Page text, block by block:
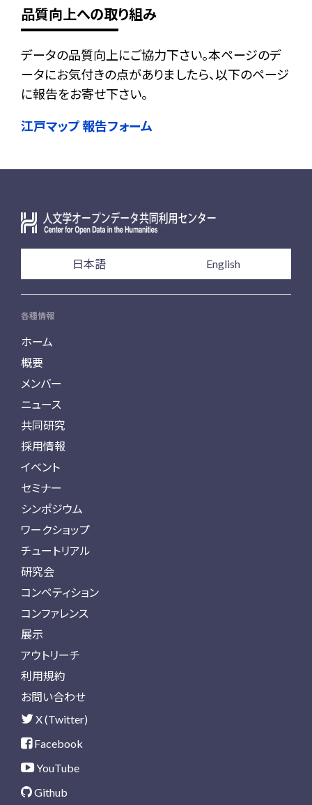
品質向上への取り組み
データの品質向上にご協力下さい。本ページのデ
ータにお気付きの点がありましたら、以下のページ
に報告をお寄せ下さい。
江戸マップ 報告フォーム
日本語 English
各種情報
ホーム
概要
メンバー
ニュース
共同研究
採用情報
イベント
セミナー
シンポジウム
ワークショップ
チュートリアル
研究会
コンペティション
コンファレンス
展示
アウトリーチ
利用規約
お問い合わせ
X (Twitter)
Facebook
YouTube
Github